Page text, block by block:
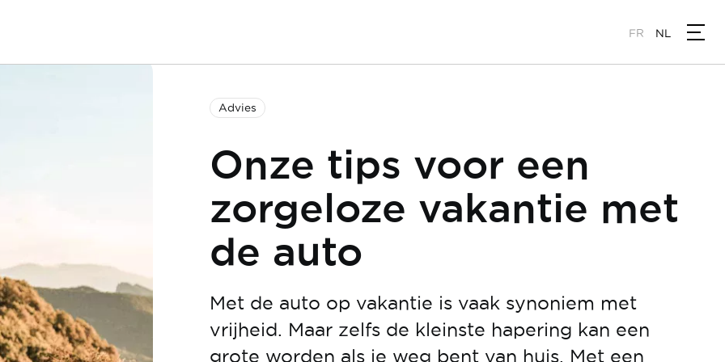
FR NL
Advies
Onze tips voor een
zorgeloze vakantie met
de auto
Met de auto op vakantie is vaak synoniem met
vrijheid. Maar zelfs de kleinste hapering kan een
grote worden als je weg bent van huis. Met een